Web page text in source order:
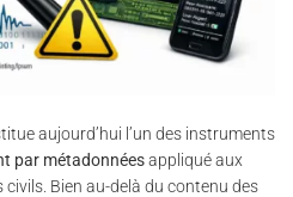
aujourd’hui l’un des instruments
par métadonnéesappliqué aux
Bien au-delà du contenu des